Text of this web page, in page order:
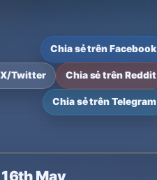
Chia sẻ trên Facebook
X/Twitter Chia sẻ trên Reddit
Chia sẻ trên Telegram
May